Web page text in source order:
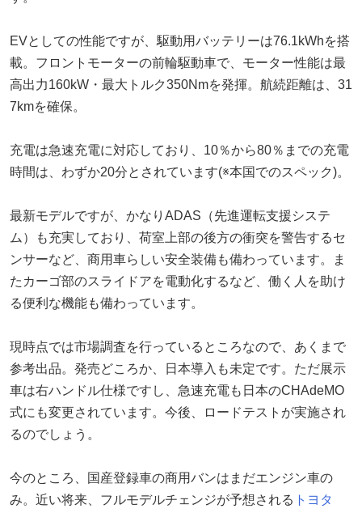
EVとしての性能ですが、駆動用バッテリーは76.1kWhを搭
載。フロントモーターの前輪駆動車で、モーター性能は最
高出力160kW・最大トルク350Nmを発揮。航続距離は、31
7kmを確保。
充電は急速充電に対応しており、10％から80％までの充電
時間は、わずか20分とされています(※本国でのスペック)。
最新モデルですが、かなりADAS（先進運転支援システ
ム）も充実しており、荷室上部の後方の衝突を警告するセ
ンサーなど、商用車らしい安全装備も備わっています。ま
たカーゴ部のスライドアを電動化するなど、働く人を助け
る便利な機能も備わっています。
現時点では市場調査を行っているところなので、あくまで
参考出品。発売どころか、日本導入も未定です。ただ展示
車は右ハンドル仕様ですし、急速充電も日本のCHAdeMO
式にも変更されています。今後、ロードテストが実施され
るのでしょう。
今のところ、国産登録車の商用バンはまだエンジン車の
み。近い将来、フルモデルチェンジが予想される トヨタ